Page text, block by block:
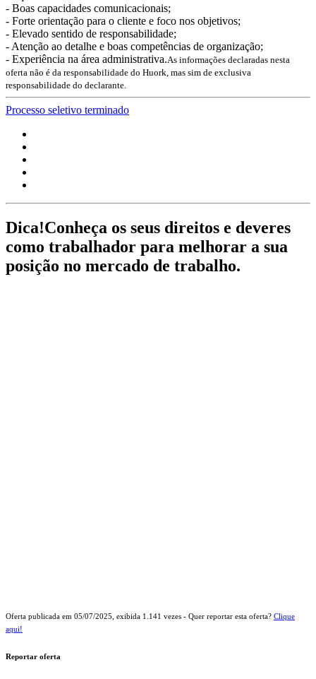
- Boas capacidades comunicacionais;
- Forte orientação para o cliente e foco nos objetivos;
- Elevado sentido de responsabilidade;
- Atenção ao detalhe e boas competências de organização;
- Experiência na área administrativa.As informações declaradas nesta
oferta não é da responsabilidade do Huork, mas sim de exclusiva
responsabilidade do declarante.
Processo seletivo terminado
Dica!Conheça os seus direitos e deveres
como trabalhador para melhorar a sua
posição no mercado de trabalho.
Oferta publicada em 05/07/2025 , exibida 1.141 vezes - Quer reportar esta oferta? Clique
aqui!
Reportar oferta